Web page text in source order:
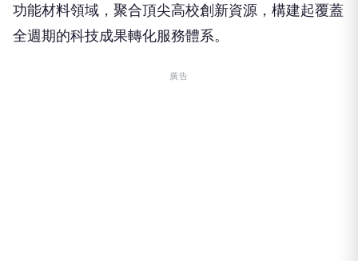
功能材料領域，聚合頂尖高校創新資源，構建起覆蓋
全週期的科技成果轉化服務體系。
廣告